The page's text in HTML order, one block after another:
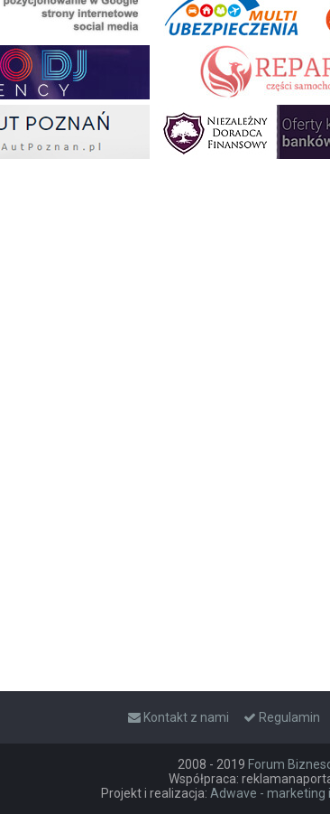
Regulamin
Kontakt z nami
2008 - 2019 Forum
Współpraca:
Projekt i realizacja: Adwave -